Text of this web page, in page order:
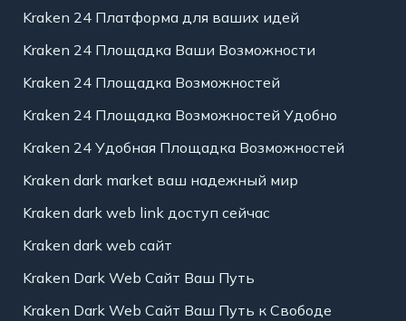
Kraken 24 Платформа для ваших идей
Kraken 24 Площадка Ваши Возможности
Kraken 24 Площадка Возможностей
Kraken 24 Площадка Возможностей Удобно
Kraken 24 Удобная Площадка Возможностей
Kraken dark market ваш надежный мир
Kraken dark web link доступ сейчас
Kraken dark web сайт
Kraken Dark Web Сайт Ваш Путь
Kraken Dark Web Сайт Ваш Путь к Свободе